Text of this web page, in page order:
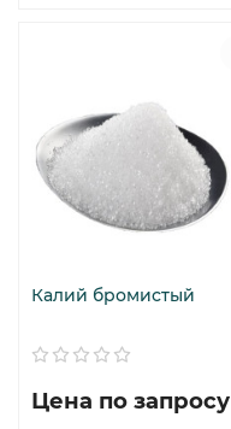
Калий бромистый
Цена по запросу